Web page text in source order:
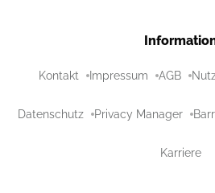
Kontakt Impressum AGB
Datenschutz Privacy Manager
Karriere